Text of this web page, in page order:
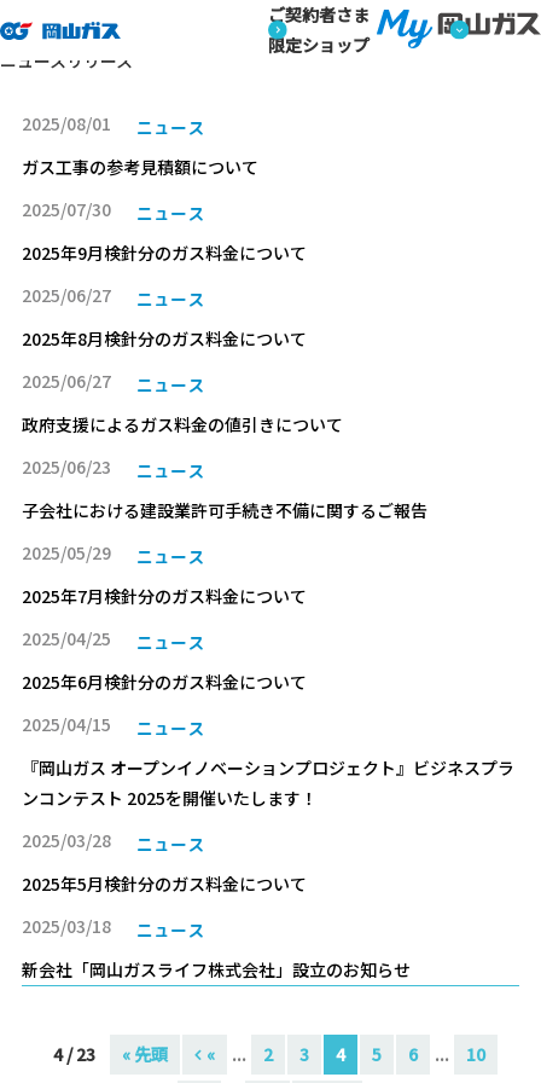
ご契約者さま
限定ショップ
トップページ
ニュースリリース
ニュースリリース
2025/08/01 ニュース
ガス工事の参考見積額について
2025/07/30
ニュース
2025年9月検針分のガス料金について
2025/06/27
ニュース
2025年8月検針分のガス料金について
2025/06/27
ニュース
政府支援によるガス料金の値引きについて
2025/06/23
ニュース
子会社における建設業許可手続き不備に関するご報告
2025/05/29
ニュース
2025年7月検針分のガス料金について
2025/04/25
ニュース
2025年6月検針分のガス料金について
2025/04/15
ニュース
『岡山ガス オープンイノベーションプロジェクト』ビジネスプラ
ンコンテスト 2025を開催いたします！
2025/03/28
ニュース
2025年5月検針分のガス料金について
2025/03/18
ニュース
新会社「岡山ガスライフ株式会社」設立のお知らせ
4 / 23 « 先頭 « ... 2 3 4 5 6 ... 10